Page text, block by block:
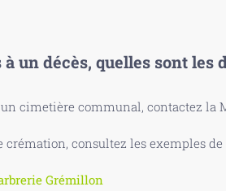
un décès, quelles sont les
cimetière communal, contactez la
consultez les exemples
Grémillon